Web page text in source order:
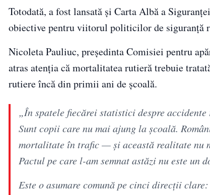
Totodată, a fost lansată și Carta Albă a
obiective pentru viitorul politicilor de siguranță
Nicoleta Pauliuc, președinta Comisiei pentru
atras atenția că mortalitatea rutieră trebuie
rutiere încă din primii ani de școală.
„În spatele fiecărei statistici despre
Sunt copii care nu mai ajung la școală.
mortalitate în trafic — și această realitate nu
Pactul pe care l-am semnat astăzi nu este un
Este o asumare comună pe cinci direcții